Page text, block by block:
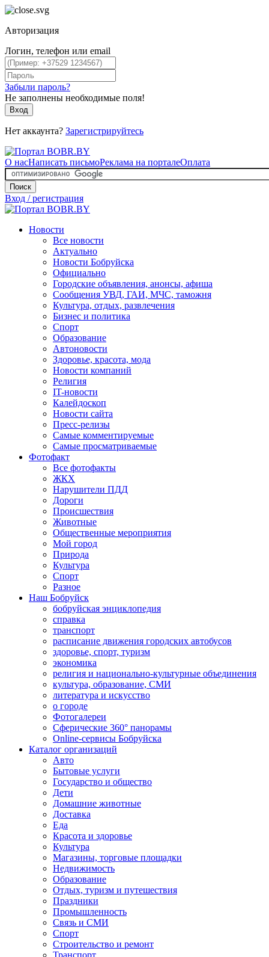
Авторизация
Логин, телефон или email
Забыли пароль?
Не заполнены необходимые поля!
Вход
Нет аккаунта? Зарегистрируйтесь
О насНаписать письмоРеклама на порталеОплата
Поиск
Вход / регистрация
Новости
Все новости
Актуально
Новости Бобруйска
Официально
Городские объявления, анонсы, афиша
Сообщения УВД, ГАИ, МЧС, таможня
Культура, отдых, развлечения
Бизнес и политика
Спорт
Образование
Автоновости
Здоровье, красота, мода
Новости компаний
Религия
IT-новости
Калейдоскоп
Новости сайта
Пресс-релизы
Самые комментируемые
Самые просматриваемые
Фотофакт
Все фотофакты
ЖКХ
Нарушители ПДД
Дороги
Происшествия
Животные
Общественные мероприятия
Мой город
Природа
Культура
Спорт
Разное
Наш Бобруйск
бобруйская энциклопедия
справка
транспорт
расписание движения городских автобусов
здоровье, спорт, туризм
экономика
религия и национально-культурные объединения
культура, образование, СМИ
литература и искусство
о городе
Фотогалереи
Сферические 360° панорамы
Online-сервисы Бобруйска
Каталог организаций
Авто
Бытовые услуги
Государство и общество
Дети
Домашние животные
Доставка
Еда
Красота и здоровье
Культура
Магазины, торговые площадки
Недвижимость
Образование
Отдых, туризм и путешествия
Праздники
Промышленность
Связь и СМИ
Спорт
Строительство и ремонт
Транспорт